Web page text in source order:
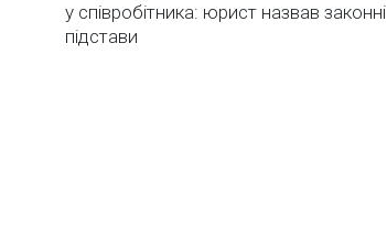
у співробітника: юрист назвав законні
підстави